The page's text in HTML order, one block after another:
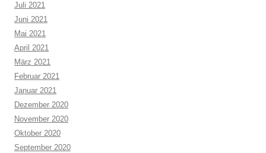
Juli 2021
Juni 2021
Mai 2021
April 2021
März 2021
Februar 2021
Januar 2021
Dezember 2020
November 2020
Oktober 2020
September 2020